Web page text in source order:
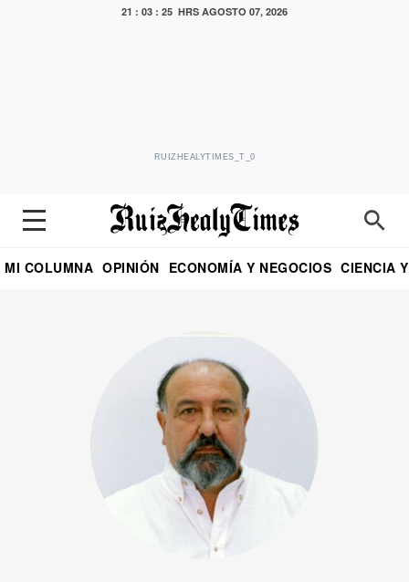
21 : 03 : 26 HRS AGOSTO 07, 2026
RUIZHEALYTIMES_T_0
MI COLUMNA OPINIÓN ECONOMÍA Y NEGOCIOS CIENCIA